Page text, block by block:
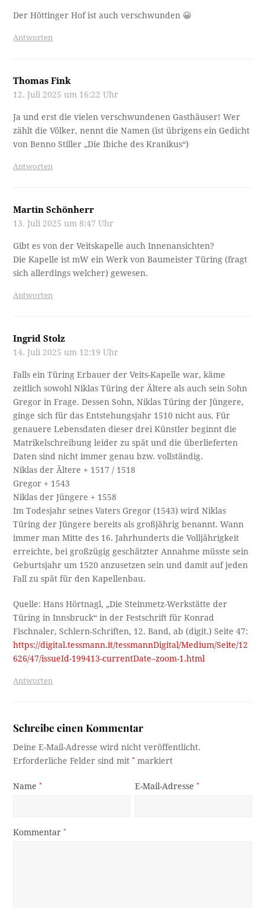
Der Höttinger Hof ist auch verschwunden 😀
Antworten
Thomas Fink
12. Juli 2025 um 16:22 Uhr
Ja und erst die vielen verschwundenen Gasthäuser! Wer
zählt die Völker, nennt die Namen (ist übrigens ein Gedicht
von Benno Stiller „Die Ibiche des Kranikus“)
Antworten
Martin Schönherr
13. Juli 2025 um 8:47 Uhr
Gibt es von der Veitskapelle auch Innenansichten?
Die Kapelle ist mW ein Werk von Baumeister Türing (fragt
sich allerdings welcher) gewesen.
Antworten
Ingrid Stolz
14. Juli 2025 um 12:19 Uhr
Falls ein Türing Erbauer der Veits-Kapelle war, käme
zeitlich sowohl Niklas Türing der Ältere als auch sein Sohn
Gregor in Frage. Dessen Sohn, Niklas Türing der Jüngere,
ginge sich für das Entstehungsjahr 1510 nicht aus. Für
genauere Lebensdaten dieser drei Künstler beginnt die
Matrikelschreibung leider zu spät und die überlieferten
Daten sind nicht immer genau bzw. vollständig.
Niklas der Ältere + 1517 / 1518
Gregor + 1543
Niklas der Jüngere + 1558
Im Todesjahr seines Vaters Gregor (1543) wird Niklas
Türing der Jüngere bereits als großjährig benannt. Wann
immer man Mitte des 16. Jahrhunderts die Volljährigkeit
erreichte, bei großzügig geschätzter Annahme müsste sein
Geburtsjahr um 1520 anzusetzen sein und damit auf jeden
Fall zu spät für den Kapellenbau.
Quelle: Hans Hörtnagl, „Die Steinmetz-Werkstätte der
Türing in Innsbruck“ in der Festschrift für Konrad
Fischnaler, Schlern-Schriften, 12. Band, ab (digit.) Seite 47:
https://digital.tessmann.it/tessmannDigital/Medium/Seite/12
626/47/issueId-199413-currentDate–zoom-1.html
Antworten
Schreibe einen Kommentar
Deine E-Mail-Adresse wird nicht veröffentlicht.
Erforderliche Felder sind mit* markiert
Name* E-Mail-Adresse*
Kommentar*